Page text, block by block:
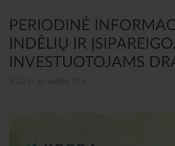
PERIODINĖ
INDĖLIŲ IR
INVESTUOTOJAMS